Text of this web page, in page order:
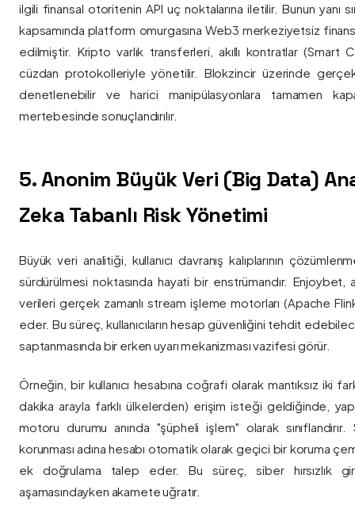
ilgili finansal otoritenin API uç noktalarına iletilir. Bunun yanı
kapsamında platform omurgasına Web3 merkeziyetsiz
edilmiştir. Kripto varlık transferleri, akıllı kontratlar (Smart
cüzdan protokolleriyle yönetilir. Blokzincir üzerinde
denetlenebilir ve harici manipülasyonlara tamamen
mertebesinde sonuçlandırılır.
5. Anonim Büyük Veri (Big Data)
Zeka Tabanlı Risk Yönetimi
Büyük veri analitiği, kullanıcı davranış kalıplarının
sürdürülmesi noktasında hayati bir enstrümandır. Enjoybet,
verileri gerçek zamanlı stream işleme motorları (Apache Flink
eder. Bu süreç, kullanıcıların hesap güvenliğini tehdit
saptanmasında bir erken uyarı mekanizması vazifesi görür.
Örneğin, bir kullanıcı hesabına coğrafi olarak mantıksız iki
dakika arayla farklı ülkelerden) erişim isteği geldiğinde,
motoru durumu anında "şüpheli işlem" olarak sınıflandırır.
korunması adına hesabı otomatik olarak geçici bir koruma
ek doğrulama talep eder. Bu süreç, siber hırsızlık
aşamasındayken akamete uğratır.